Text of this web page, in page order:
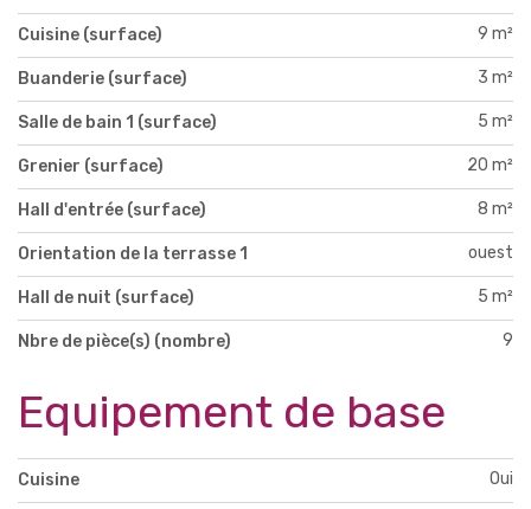
Cuisine (surface) 9 m²
Buanderie (surface) 3 m²
Salle de bain 1 (surface) 5 m²
Grenier (surface) 20 m²
Hall d'entrée (surface) 8 m²
Orientation de la terrasse 1 ouest
Hall de nuit (surface) 5 m²
Nbre de pièce(s) (nombre) 9
Equipement de base
Cuisine Oui